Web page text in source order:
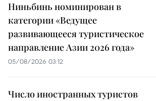
Ниньбинь номинирован в
категории «Ведущее
развивающееся туристическое
направление Азии 2026 года»
05/08/2026 03:12
Число иностранных туристов